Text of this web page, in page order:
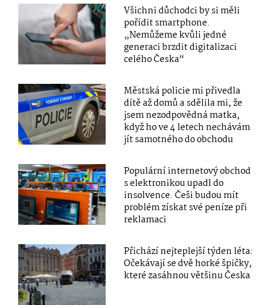
Všichni důchodci by si měli
pořídit smartphone.
„Nemůžeme kvůli jedné
generaci brzdit digitalizaci
celého Česka“
Městská policie mi přivedla
dítě až domů a sdělila mi, že
jsem nezodpovědná matka,
když ho ve 4 letech nechávám
jít samotného do obchodu
Populární internetový obchod
s elektronikou upadl do
insolvence. Češi budou mít
problém získat své peníze při
reklamaci
Přichází nejteplejší týden léta:
Očekávají se dvě horké špičky,
které zasáhnou většinu Česka